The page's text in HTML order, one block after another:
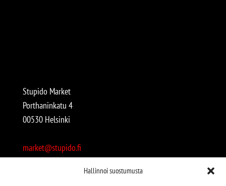
Hallinnoi suostumusta
Stupido Market
Porthaninkatu 4
00530 Helsinki
market@stupido.fi